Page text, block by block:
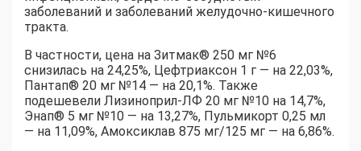
заболеваний и заболеваний желудочно-кишечного
тракта.
В частности, цена на Зитмак®️ 250 мг №6
снизилась на 24,25%, Цефтриаксон 1 г — на 22,03%,
Пантап®️ 20 мг №14 — на 20,1%. Также
подешевели Лизиноприл-ЛФ 20 мг №10 на 14,7%,
Энап®️ 5 мг №10 — на 13,27%, Пульмикорт 0,25 мл
— на 11,09%, Амоксиклав 875 мг/125 мг — на 6,86%.